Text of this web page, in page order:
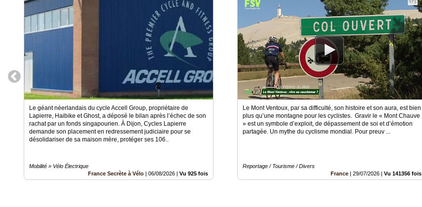
Le géant néerlandais du cycle Accell Group, propriétaire de
Lapierre, Haibike et Ghost, a déposé le bilan après l’échec de son
rachat par un fonds singapourien. À Dijon, Cycles Lapierre
demande son placement en redressement judiciaire pour se
désolidariser de sa maison mère, protéger ses 106..
Mobilité » Vélo Électrique
France Secrète à Vélo
06/08/2026 Vu 925 fois
Le Mont Ventoux, par sa difficulté, son histoire et son aura, est bien
plus qu’une montagne pour les cyclistes. Gravir le « Mont Chauve
» est un symbole d’exploit, de dépassement de soi et d’émotion
partagée. Un mythe du cyclisme mondial. Pour preuv ...
Reportage / Tourisme / Divers
France
29/07/2026 Vu 141356 fois